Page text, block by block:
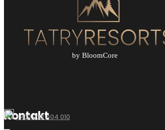
Kontakt
+421 902 404 010